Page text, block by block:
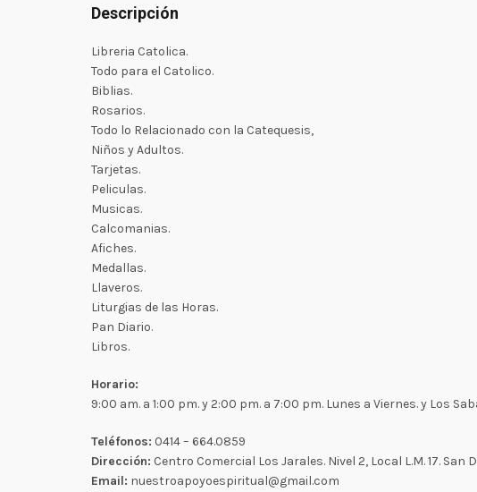
Descripción
Libreria Catolica.
Todo para el Catolico.
Biblias.
Rosarios.
Todo lo Relacionado con la Catequesis,
Niños y Adultos.
Tarjetas.
Peliculas.
Musicas.
Calcomanias.
Afiches.
Medallas.
Llaveros.
Liturgias de las Horas.
Pan Diario.
Libros.
Horario:
9:00 am. a 1:00 pm. y 2:00 pm. a 7:00 pm. Lunes a Viernes. y Los
Teléfonos: 0414 – 664.0859
Dirección: Centro Comercial Los Jarales. Nivel 2, Local L.M. 17. San
Email: nuestroapoyoespiritual@gmail.com